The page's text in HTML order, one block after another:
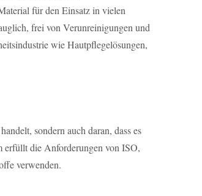
für den Einsatz in vielen
frei von Verunreinigungen und
wie Hautpflegelösungen,
sondern auch daran, dass es
erfüllt die Anforderungen von ISO,
verwenden.